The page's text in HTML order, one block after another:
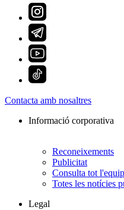
Contacta amb nosaltres
Informació corporativa
Reconeixements
Publicitat
Consulta tot l'equip
Totes les notícies
Legal